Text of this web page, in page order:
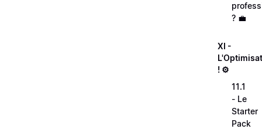
? 💼
XI -
! ⚙️
11.1
- Le
Starter
Pack